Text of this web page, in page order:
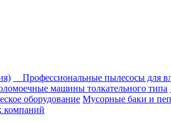
Профессиональные пылесосы для
машины толкательного типа
оборудование Мусорные баки и
компаний